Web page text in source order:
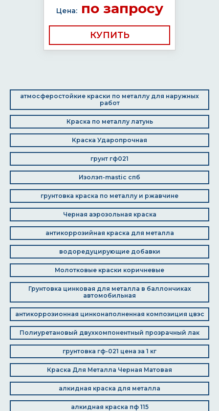
Цена:по запросу
КУПИТЬ
атмосферостойкие краски по металлу для наружных
работ
Краска по металлу латунь
Краска Ударопрочная
грунт гф021
Изолэп-mastic спб
грунтовка краска по металлу и ржавчине
Черная аэрозольная краска
антикоррозийная краска для металла
водоредуцирующие добавки
Молотковые краски коричневые
Грунтовка цинковая для металла в баллончиках
автомобильная
антикоррозионная цинконаполненная композиция цвэс
Полиуретановый двухкомпонентный прозрачный лак
грунтовка гф-021 цена за 1 кг
Краска Для Металла Черная Матовая
алкидная краска для металла
алкидная краска пф 115